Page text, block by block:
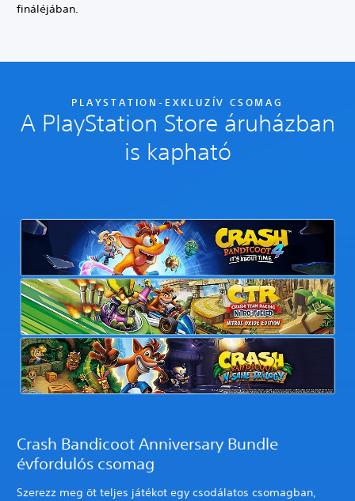
fináléjában.
PLAYSTATION-EXKLUZÍV CSOMAG
A PlayStation Store áruházban
is kapható
Crash Bandicoot Anniversary Bundle
évfordulós csomag
Szerezz meg öt teljes játékot egy csodálatos csomagban,